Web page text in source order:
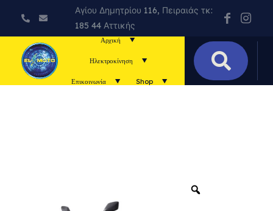
Αγίου Δημητρίου 116, Πειραιάς τκ:
185 44 Αττικής
Αρχική
Ηλεκτροκίνηση
Επικοινωνία Shop